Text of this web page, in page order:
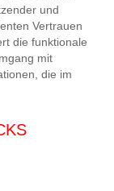
und
Vertrauen
die funktionale
mit
die im